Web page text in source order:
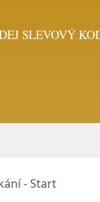
SLEVOVÝ
- Start